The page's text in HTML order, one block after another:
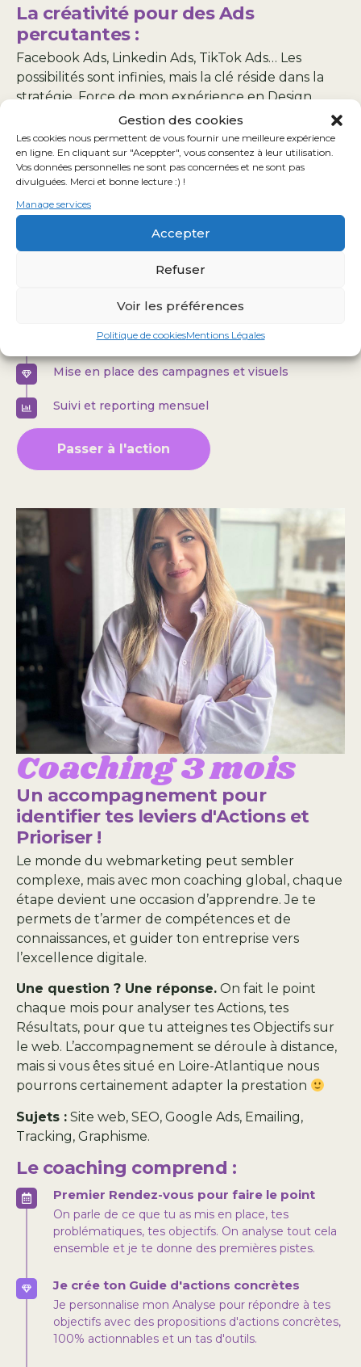
Gestion des cookies
Les cookies nous permettent de vous fournir une meilleure expérience
en ligne. En cliquant sur "Aceppter", vous consentez à leur utilisation.
Vos données personnelles ne sont pas concernées et ne sont pas
divulguées. Merci et bonne lecture :) !
Manage services
Accepter
Refuser
Voir les préférences
Politique de cookiesMentions Légales
La créativité pour des Ads
percutantes :
Facebook Ads, Linkedin Ads, TikTok Ads… Les
possibilités sont infinies, mais la clé réside dans la
stratégie. Force de mon expérience en Design
Graphique, je te propose des visuels éprouvés qui
poussent à l’Action.
Les réseaux sociaux permettent un ciblage
sufisamment précis et une approche graphique
très Intéressante pour générer de la Conversion.
une expérience de Marque complète.
4 étapes simples :
Création de la stratégie
Gestion des conversions
Mise en place des campagnes et visuels
Suivi et reporting mensuel
Passer à l'action
Coaching 3 mois
Un accompagnement pour
identifier tes leviers d'Actions et
Prioriser !
Le monde du webmarketing peut sembler
complexe, mais avec mon coaching global, chaque
étape devient une occasion d’apprendre. Je te
permets de t’armer de compétences et de
connaissances, et guider ton entreprise vers
l’excellence digitale.
Une question ? Une réponse. On fait le point
chaque mois pour analyser tes Actions, tes
Résultats, pour que tu atteignes tes Objectifs sur
le web. L’accompagnement se déroule à distance,
mais si vous êtes situé en Loire-Atlantique nous
pourrons certainement adapter la prestation
Sujets : Site web, SEO, Google Ads, Emailing,
Tracking, Graphisme.
Le coaching comprend :
Premier Rendez-vous pour faire le point
On parle de ce que tu as mis en place, tes
problématiques, tes objectifs. On analyse tout cela
ensemble et je te donne des premières pistes.
Je crée ton Guide d'actions concrètes
Je personnalise mon Analyse pour répondre à tes
objectifs avec des propositions d'actions concrètes,
100% actionnables et un tas d'outils.